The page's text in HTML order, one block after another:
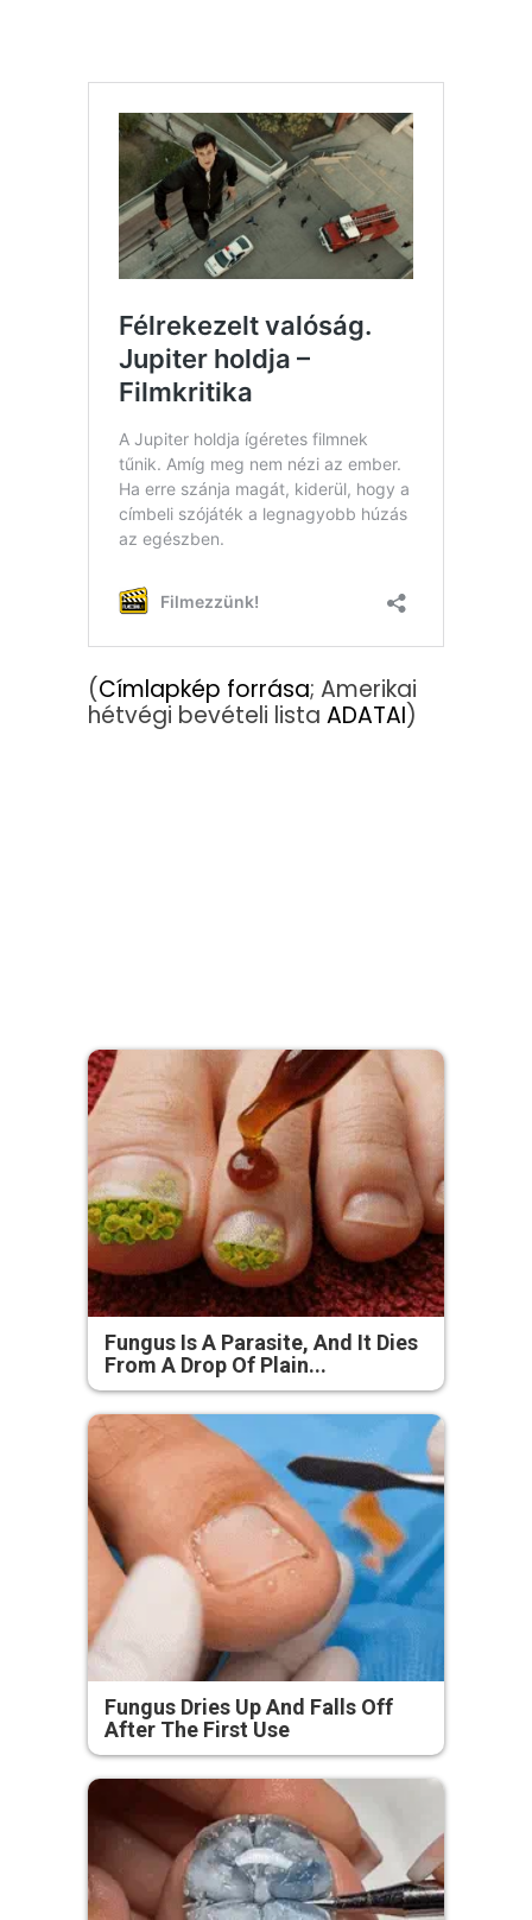
(Címlapkép forrása; Amerikai
hétvégi bevételi lista ADATAI)
Fungus Is A Parasite, And It Dies
From A Drop Of Plain...
Fungus Dries Up And Falls Off
After The First Use